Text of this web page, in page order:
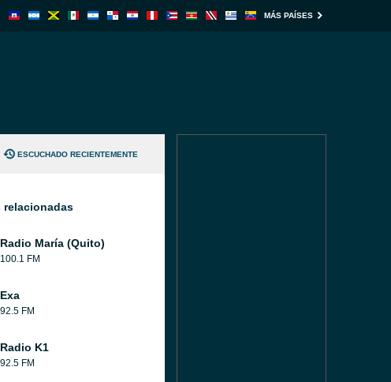
MÁS PAÍSES
ESCUCHADO RECIENTEMENTE
relacionadas
Radio María (Quito)
100.1 FM
Exa
92.5 FM
Radio K1
92.5 FM